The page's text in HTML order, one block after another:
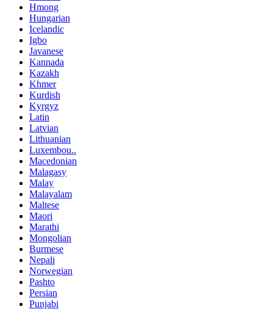
Hmong
Hungarian
Icelandic
Igbo
Javanese
Kannada
Kazakh
Khmer
Kurdish
Kyrgyz
Latin
Latvian
Lithuanian
Luxembou..
Macedonian
Malagasy
Malay
Malayalam
Maltese
Maori
Marathi
Mongolian
Burmese
Nepali
Norwegian
Pashto
Persian
Punjabi